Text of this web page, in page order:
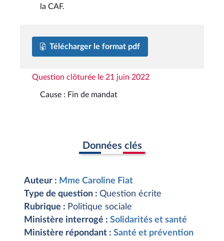
la CAF.
Télécharger le format pdf
Question clôturée le 21 juin 2022
Cause : Fin de mandat
Données clés
Auteur : Mme Caroline Fiat
Type de question : Question écrite
Rubrique : Politique sociale
Ministère interrogé : Solidarités et santé
Ministère répondant : Santé et prévention